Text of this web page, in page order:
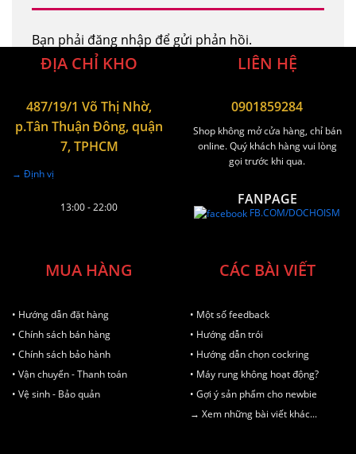
Bạn phải đăng nhập để gửi phản hồi.
ĐỊA CHỈ KHO
487/19/1 Võ Thị Nhờ,
p.Tân Thuận Đông, quận
7, TPHCM
→ Định vị
13:00 - 22:00
LIÊN HỆ
0901859284
Shop không mở cửa hàng, chỉ bán
online. Quý khách hàng vui lòng
gọi trước khi qua.
FANPAGE
FB.COM/DOCHOISM
MUA HÀNG
• Hướng dẫn đặt hàng
• Chính sách bán hàng
• Chính sách bảo hành
• Vận chuyển - Thanh toán
• Vệ sinh - Bảo quản
CÁC BÀI VIẾT
• Một số feedback
• Hướng dẫn trói
• Hướng dẫn chọn cockring
• Máy rung không hoạt động?
• Gợi ý sản phẩm cho newbie
→ Xem những bài viết khác...